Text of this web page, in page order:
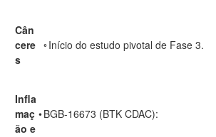
Cân
cere
s
◦ Início do estudo pivotal de Fase 3.
Infla
maç
ão e
•BGB-16673 (BTK CDAC):